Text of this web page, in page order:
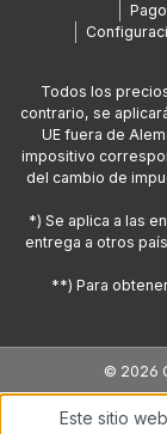
Todos los
contrario, se
UE fuera de
impositivo
del cambio de
*) Se aplica a las
entrega a otros
**) Para
© 2026
Este sitio